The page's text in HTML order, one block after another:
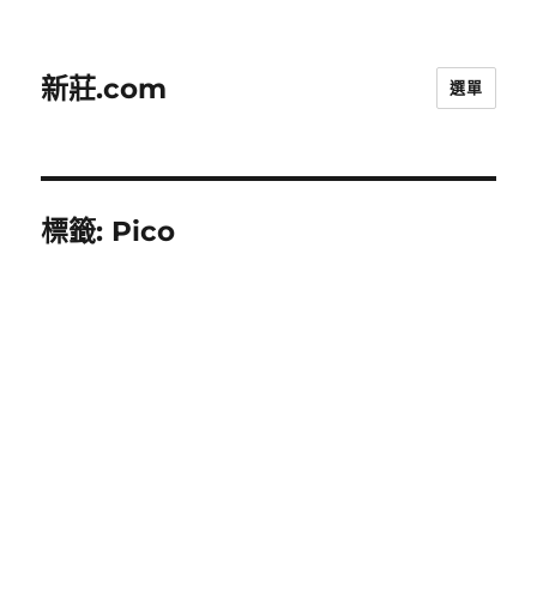
新莊.com 選單
標籤: Pico